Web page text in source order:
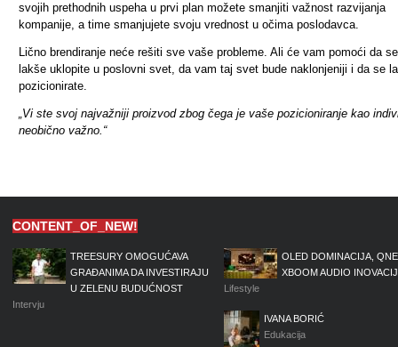
svojih prethodnih uspeha u prvi plan možete smanjiti važnost razvijanja
kompanije, a time smanjujete svoju vrednost u očima poslodavca.
Lično brendiranje neće rešiti sve vaše probleme. Ali će vam pomoći da se
lakše uklopite u poslovni svet, da vam taj svet bude naklonjeniji i da se
pozicionirate.
„Vi ste svoj najvažniji proizvod zbog čega je vaše pozicioniranje kao
neobično važno.“
CONTENT_OF_NEW!
TREESURY OMOGUĆAVA
GRAĐANIMA DA INVESTIRAJU
U ZELENU BUDUĆNOST
Intervju
OLED DOMINACIJA,
XBOOM AUDIO
Lifestyle
IVANA BORIĆ
Edukacija